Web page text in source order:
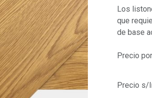
Los
que
de base
Precio
Precio s/